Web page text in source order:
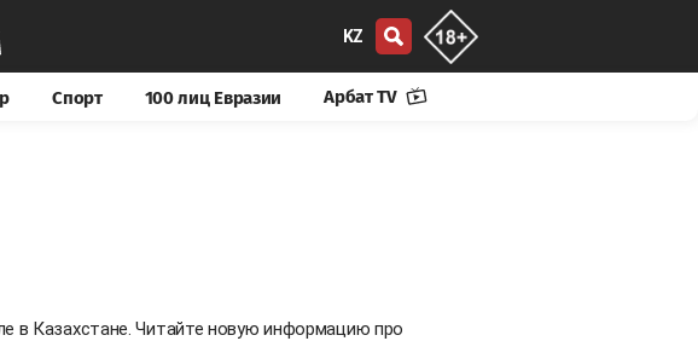
KZ
Спорт 100 лиц Евразии Арбат TV
в Казахстане. Читайте новую информацию про